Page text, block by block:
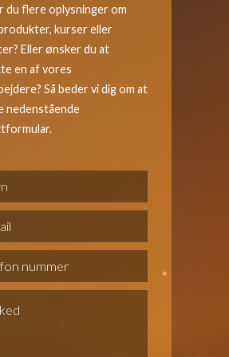
du flere oplysninger om
kurser eller
Eller ønsker du at
en af vores
Så beder vi dig om at
nedenstående